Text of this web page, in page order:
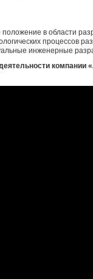
в области
процессов
инженерные